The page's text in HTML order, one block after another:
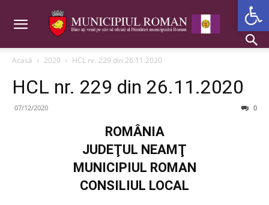
Acasă 2020 HCL nr. 229 din 26.11.2020
HCL nr. 229 din 26.11.2020
07/12/2020 0
ROMÂNIA
JUDEŢUL NEAMŢ
MUNICIPIUL ROMAN
CONSILIUL LOCAL